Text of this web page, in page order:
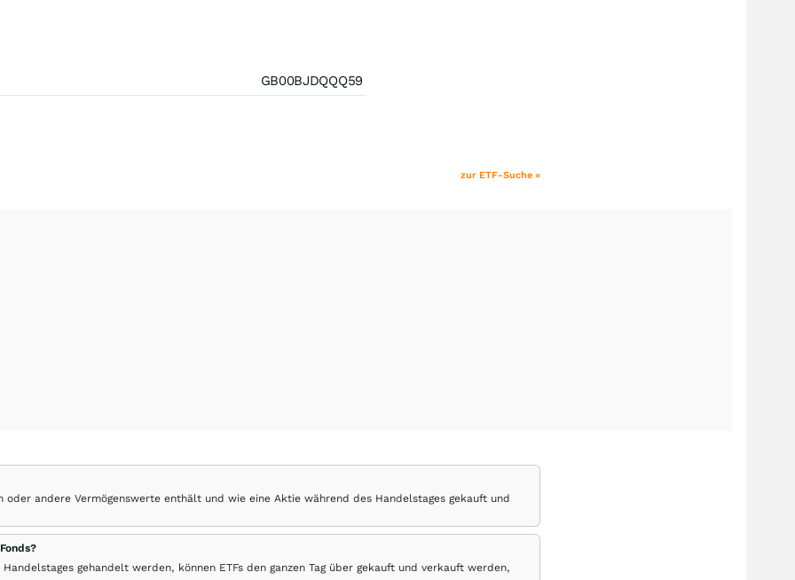
GB00BJDQQQ59
zur ETF-Suche »
andere Vermögenswerte enthält und wie eine Aktie während des Handelstages gekauft und
gehandelt werden, können ETFs den ganzen Tag über gekauft und verkauft werden,